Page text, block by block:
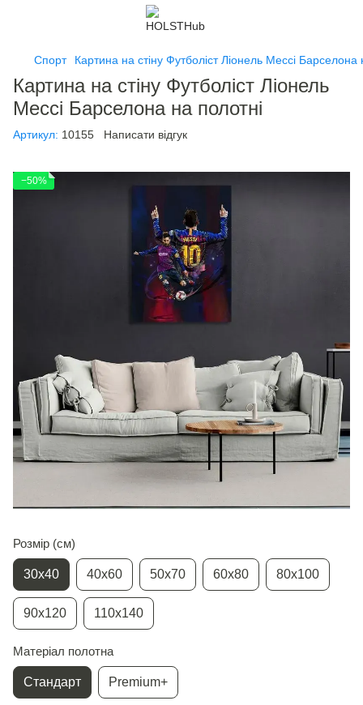
Спорт Картина на стіну Футболіст Ліонель Мессі Барселона
Картина на стіну Футболіст Ліонель
Мессі Барселона на полотні
Артикул: 10155 Написати відгук
−50%
Розмір (см)
30х40 40х60 50х70 60х80 80х100
90х120 110х140
Матеріал полотна
Стандарт Premium+